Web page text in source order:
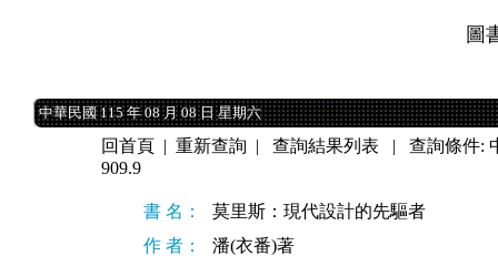
圖
中華民國 115 年 08 月 08 日 星期六
中華民國 115 年 08 月 08 日 星期六
回首頁 |重新查詢 |查詢結果列表 | 查詢條件:
909.9
書 名：
莫里斯：現代設計的先驅者
作 者：
潘(衣番)著